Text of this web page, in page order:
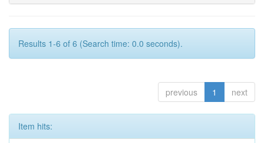
Results 1-6 of 6 (Search time: 0.0 seconds).
previous 1 next
Item hits: